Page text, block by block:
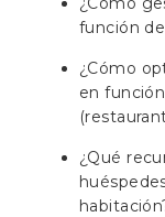
función
¿Cómo
en
¿Qué